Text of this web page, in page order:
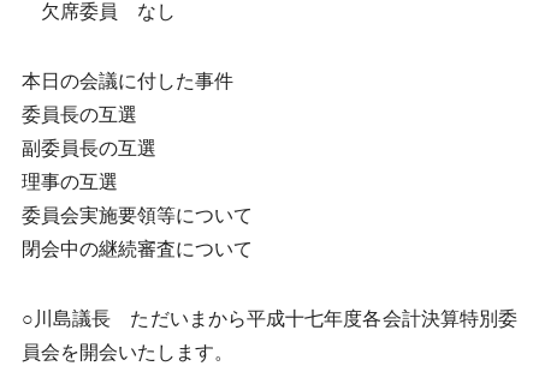
欠席委員 なし
本日の会議に付した事件
委員長の互選
副委員長の互選
理事の互選
委員会実施要領等について
閉会中の継続審査について
○川島議長 ただいまから平成十七年度各会計決算特別委
員会を開会いたします。